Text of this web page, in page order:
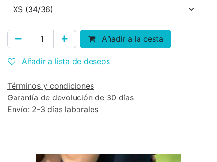
Añadir a la cesta
Añadir a lista de deseos
Términos y condiciones
Garantía de devolución de 30 días
Envío: 2-3 días laborales